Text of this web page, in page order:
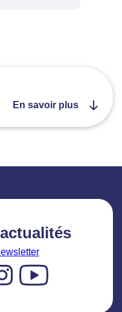
En savoir plus
YouTube